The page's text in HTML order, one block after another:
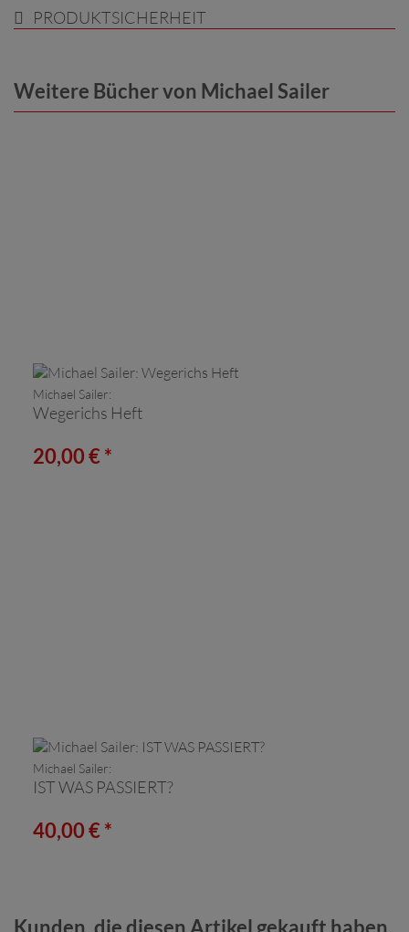
PRODUKTSICHERHEIT
Weitere Bücher von Michael Sailer
Michael Sailer:
Wegerichs Heft
20,00 € *
Michael Sailer:
IST WAS PASSIERT?
40,00 € *
Kunden, die diesen Artikel gekauft haben,